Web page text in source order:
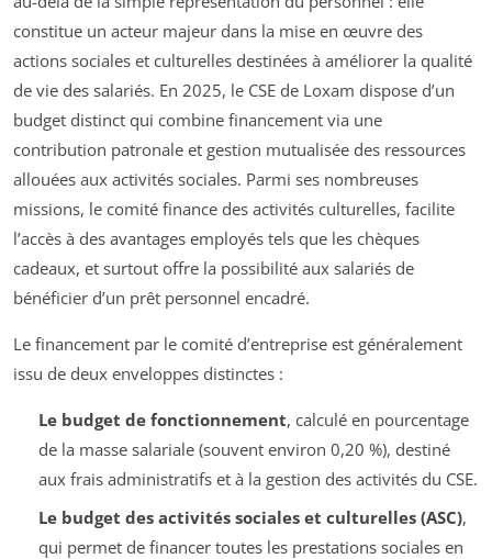
constitue un acteur majeur dans la mise en œuvre des
actions sociales et culturelles destinées à améliorer la qualité
de vie des salariés. En 2025, le CSE de Loxam dispose d’un
budget distinct qui combine financement via une
contribution patronale et gestion mutualisée des ressources
allouées aux activités sociales. Parmi ses nombreuses
missions, le comité finance des activités culturelles, facilite
l’accès à des avantages employés tels que les chèques
cadeaux, et surtout offre la possibilité aux salariés de
bénéficier d’un prêt personnel encadré.
Le financement par le comité d’entreprise est généralement
issu de deux enveloppes distinctes :
Le budget de fonctionnement, calculé en pourcentage
de la masse salariale (souvent environ 0,20 %), destiné
aux frais administratifs et à la gestion des activités du CSE.
Le budget des activités sociales et culturelles (ASC),
qui permet de financer toutes les prestations sociales en